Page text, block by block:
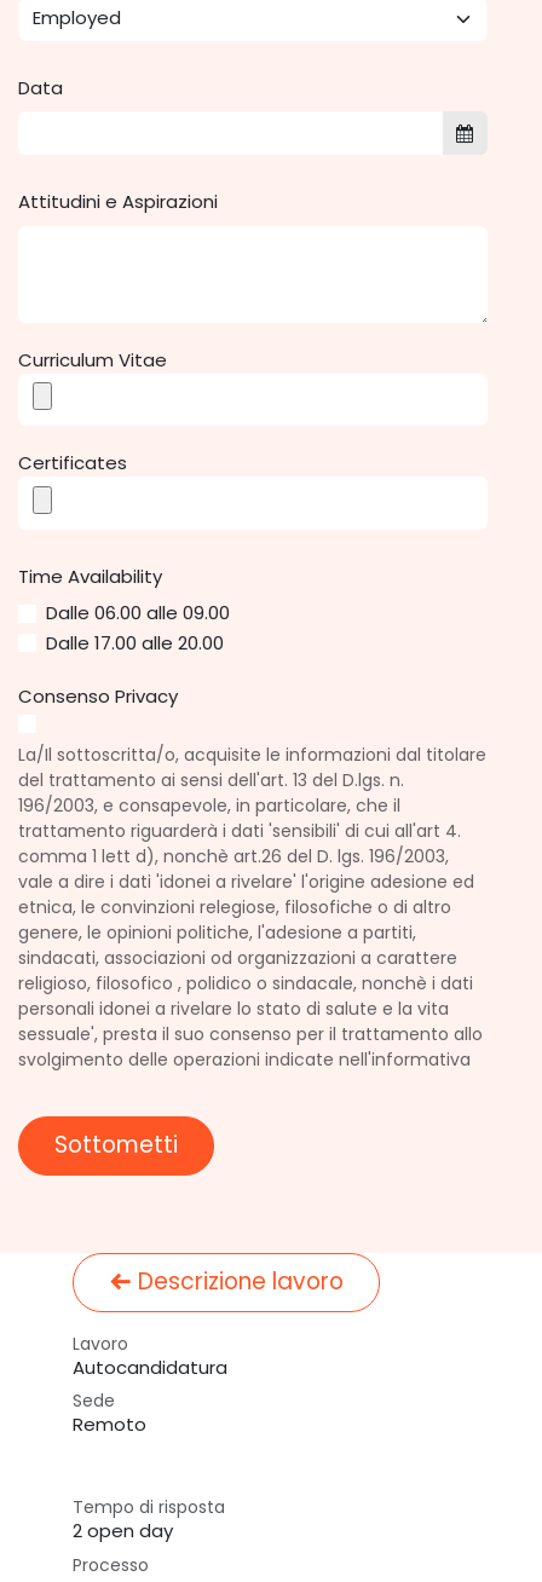
Data
Attitudini e Aspirazioni
Curriculum Vitae
Certificates
Time Availability
Dalle 06.00 alle 09.00
Dalle 17.00 alle 20.00
Consenso Privacy
La/Il sottoscritta/o, acquisite le informazioni dal titolare
del trattamento ai sensi dell'art. 13 del D.lgs. n.
196/2003, e consapevole, in particolare, che il
trattamento riguarderà i dati 'sensibili' di cui all'art 4.
comma 1 lett d), nonchè art.26 del D. lgs. 196/2003,
vale a dire i dati 'idonei a rivelare' l'origine adesione ed
etnica, le convinzioni relegiose, filosofiche o di altro
genere, le opinioni politiche, l'adesione a partiti,
sindacati, associazioni od organizzazioni a carattere
religioso, filosofico , polidico o sindacale, nonchè i dati
personali idonei a rivelare lo stato di salute e la vita
sessuale', presta il suo consenso per il trattamento allo
svolgimento delle operazioni indicate nell'informativa
Sottometti
Descrizione lavoro
Lavoro
Autocandidatura
Sede
Remoto
Tempo di risposta
2 open day
Processo